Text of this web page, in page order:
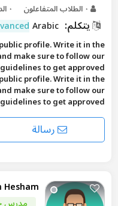
٠ الدروس
يتكلم: Arabic
profile. Write it in the
make sure to follow our
guidelines to get approved :
profile. Write it in the
make sure to follow our
guidelines to get approved
رسالة